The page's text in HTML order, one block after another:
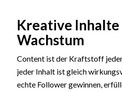
Kreative
Wachstum
Content ist der Kraftstoff
jeder Inhalt ist gleich
echte Follower gewinnen,